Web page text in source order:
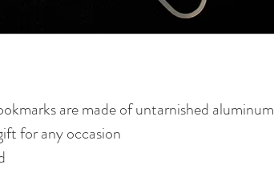
are made of untarnished aluminum
for any occasion